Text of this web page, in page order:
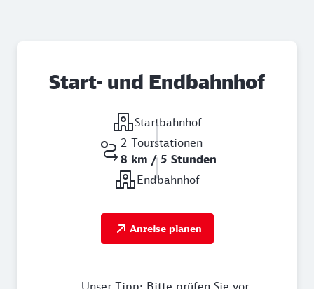
Start- und Endbahnhof
Startbahnhof
2 Tourstationen
8 km / 5 Stunden
Endbahnhof
Anreise planen
Unser Tipp: Bitte prüfen Sie vor